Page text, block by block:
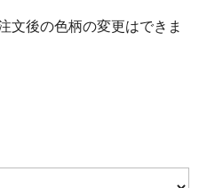
文後の色柄の変更はできま